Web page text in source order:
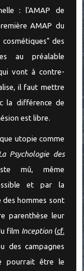
: l'AMAP de
AMAP du
des
au préalable
vont à contre-
il faut mettre
la différence de
est libre.
utopie comme
Psychologie des
mû, même
et par la
des hommes sont
parenthèse leur
film Inception(cf.
des campagnes
pourrait être le